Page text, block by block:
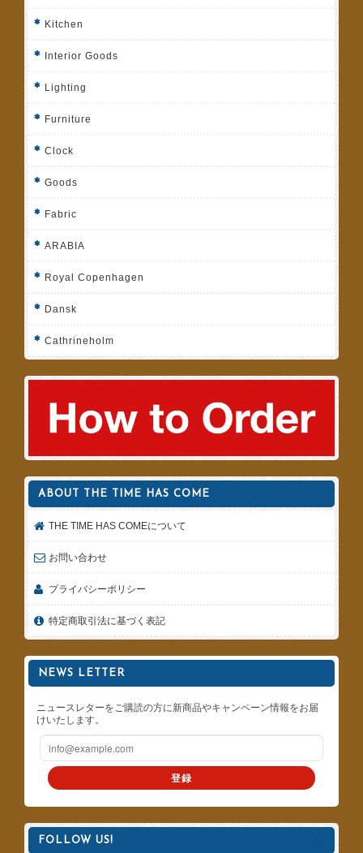
Kitchen
Interior Goods
Lighting
Furniture
Clock
Goods
Fabric
ARABIA
Royal Copenhagen
Dansk
Cathrineholm
ABOUT THE TIME HAS COME
THE TIME HAS COMEについて
お問い合わせ
プライバシーポリシー
特定商取引法に基づく表記
NEWS LETTER
ニュースレターをご購読の方に新商品やキャンペーン情報をお届
けいたします。
登録
FOLLOW US!